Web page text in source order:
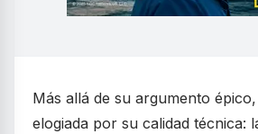
Más allá de su argumento
elogiada por su calidad técnica: